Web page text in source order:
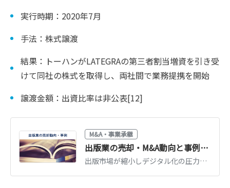
実行時期：2020年7月
手法：株式譲渡
結果：トーハンがLATEGRAの第三者割当増資を引き受
けて同社の株式を取得し、両社間で業務提携を開始
譲渡金額：出資比率は非公表[12]
M&A・事業承継
出版業の売却・M&A動向と事例12選
出版市場が縮小しデジタル化の圧力が高まるなか、中小規模の出版社による売却が活発に行われています。出版業界の現況と出版業売却のメリット、売却動向、近年の売却・M&A事例などをくわしく解説します。(執筆者：京都大学文学部卒の企業法務・金融専門ライター 相良義勝)